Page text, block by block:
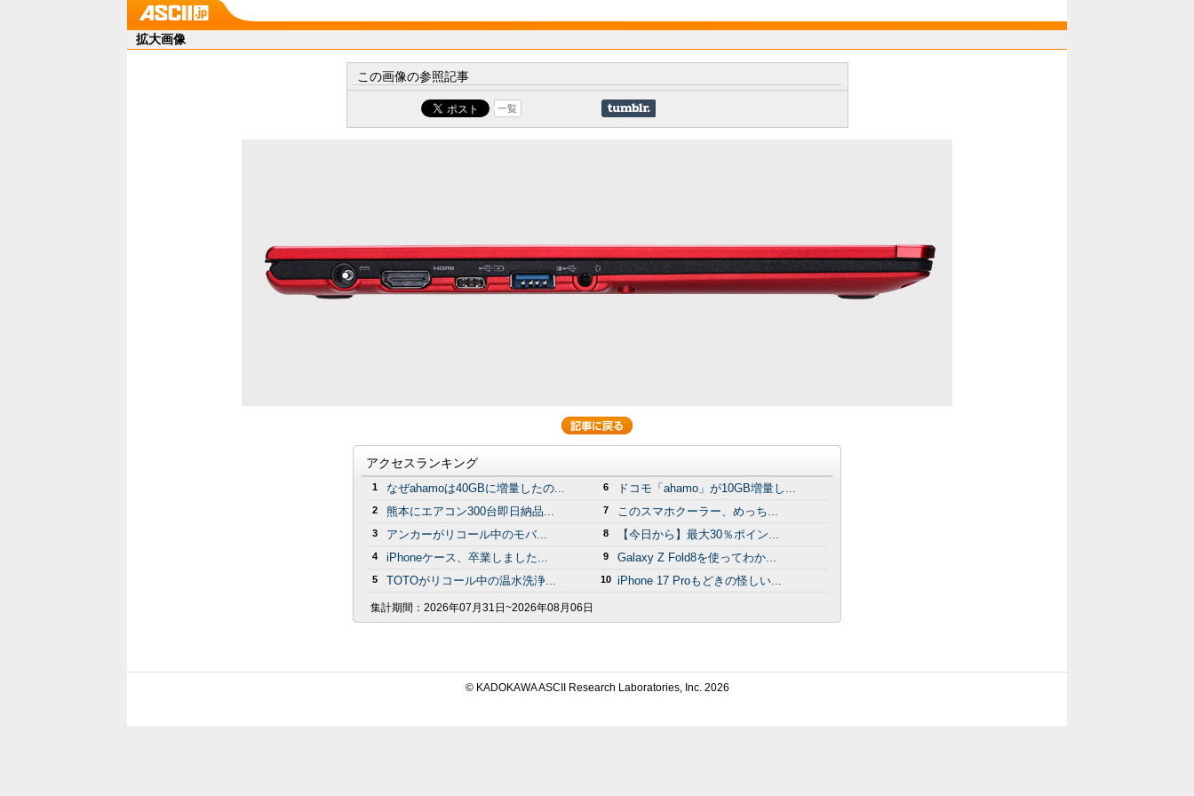
拡大画像
この画像の参照記事
一覧
アクセスランキング
1 なぜahamoは40GBに増量したの...
2 熊本にエアコン300台即日納品...
3 アンカーがリコール中のモバ...
4 iPhoneケース、卒業しました...
5 TOTOがリコール中の温水洗浄...
6 ドコモ「ahamo」が10GB増量し...
7 このスマホクーラー、めっち...
8 【今日から】最大30％ポイン...
9 Galaxy Z Fold8を使ってわか...
10 iPhone 17 Proもどきの怪しい...
集計期間： 2026年07月31日~2026年08月06日
© KADOKAWA ASCII Research Laboratories, Inc. 2026